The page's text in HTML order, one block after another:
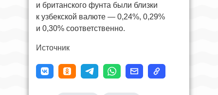
и британского фунта были близки
к узбекской валюте — 0,24%, 0,29%
и 0,30% соответственно.
Источник